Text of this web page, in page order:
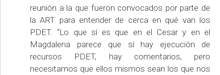
reunión a la que fueron convocados por parte de
la ART para entender de cerca en qué van los
PDET. “Lo que sí es que en el Cesar y en el
Magdalena parece que sí hay ejecución de
recursos PDET, hay comentarios, pero
necesitamos que ellos mismos sean los que nos